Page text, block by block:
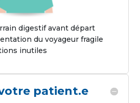
digestif avant départ
du voyageur fragile
inutiles
patient.e